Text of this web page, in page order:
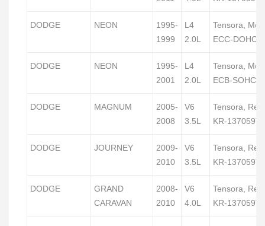
DODGE NEON
1995-
1999
L4
2.0L
Tensora,
ECC-DOHC
DODGE NEON
1995-
2001
L4
2.0L
Tensora,
ECB-SOHC
DODGE MAGNUM
2005-
2008
V6
3.5L
Tensora, Rep.
KR-137059T
DODGE JOURNEY
2009-
2010
V6
3.5L
Tensora, Rep.
KR-137059T
DODGE
GRAND
CARAVAN
2008-
2010
V6
4.0L
Tensora, Rep.
KR-137059T